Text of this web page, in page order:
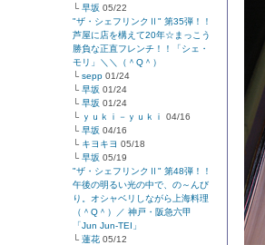
└ 早坂 05/22
"ザ・シェフリンクⅡ" 第35弾！！
芦屋に店を構えて20年☆まっこう
勝負な正直フレンチ！！「シェ・
モリ」＼＼（＾Q＾）
└ sepp 01/24
└ 早坂 01/24
└ 早坂 01/24
└ ｙｕｋｉ－ｙｕｋｉ
04/16
└ 早坂 04/16
└ キヨキヨ 05/18
└ 早坂 05/19
"ザ・シェフリンクⅡ" 第48弾！！
午後の明るい光の中で、の～んび
り。オシャベリしながら上海料理
（＾Q＾）／ 神戸・阪急六甲
「Jun Jun-TEI」
└ 蓮花 05/12